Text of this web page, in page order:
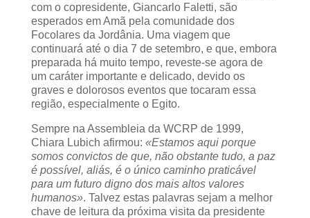
com o copresidente, Giancarlo Faletti, são
esperados em Amã pela comunidade dos
Focolares da Jordânia. Uma viagem que
continuará até o dia 7 de setembro, e que, embora
preparada há muito tempo, reveste-se agora de
um caráter importante e delicado, devido os
graves e dolorosos eventos que tocaram essa
região, especialmente o Egito.
Sempre na Assembleia da WCRP de 1999,
Chiara Lubich afirmou: «Estamos aqui porque
somos convictos de que, não obstante tudo, a paz
é possível, aliás, é o único caminho praticável
para um futuro digno dos mais altos valores
humanos». Talvez estas palavras sejam a melhor
chave de leitura da próxima visita da presidente